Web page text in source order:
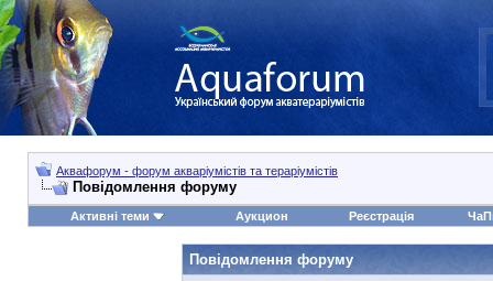
Аквафорум - форум акваріумістів та тераріумістів
Повідомлення форуму
Активні теми Аукцион Реєстрація
Повідомлення форуму